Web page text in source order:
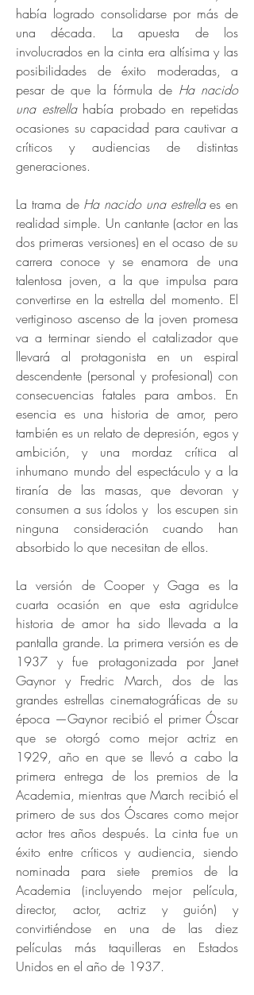
había logrado consolidarse por más de
una década. La apuesta de los
involucrados en la cinta era altísima y las
posibilidades de éxito moderadas, a
pesar de que la fórmula de Ha nacido
una estrellahabía probado en repetidas
ocasiones su capacidad para cautivar a
críticos y audiencias de distintas
generaciones.
La trama de Ha nacido una estrellaes en
realidad simple. Un cantante (actor en las
dos primeras versiones) en el ocaso de su
carrera conoce y se enamora de una
talentosa joven, a la que impulsa para
convertirse en la estrella del momento. El
vertiginoso ascenso de la joven promesa
va a terminar siendo el catalizador que
llevará al protagonista en un espiral
descendente (personal y profesional) con
consecuencias fatales para ambos. En
esencia es una historia de amor, pero
también es un relato de depresión, egos y
ambición, y una mordaz crítica al
inhumano mundo del espectáculo y a la
tiranía de las masas, que devoran y
consumen a sus ídolos y los escupen sin
ninguna consideración cuando han
absorbido lo que necesitan de ellos.
La versión de Cooper y Gaga es la
cuarta ocasión en que esta agridulce
historia de amor ha sido llevada a la
pantalla grande. La primera versión es de
1937 y fue protagonizada por Janet
Gaynor y Fredric March, dos de las
grandes estrellas cinematográficas de su
época —Gaynor recibió el primer Óscar
que se otorgó como mejor actriz en
1929, año en que se llevó a cabo la
primera entrega de los premios de la
Academia, mientras que March recibió el
primero de sus dos Óscares como mejor
actor tres años después. La cinta fue un
éxito entre críticos y audiencia, siendo
nominada para siete premios de la
Academia (incluyendo mejor película,
director, actor, actriz y guión) y
convirtiéndose en una de las diez
películas más taquilleras en Estados
Unidos en el año de 1937.